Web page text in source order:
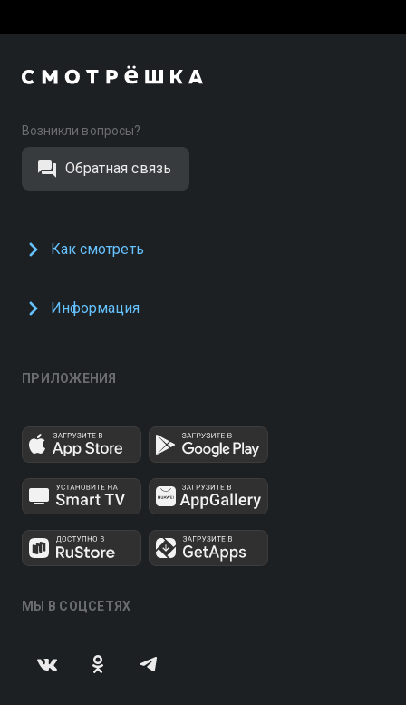
Возникли вопросы?
Обратная связь
Как смотреть
Информация
ПРИЛОЖЕНИЯ
МЫ В СОЦСЕТЯХ